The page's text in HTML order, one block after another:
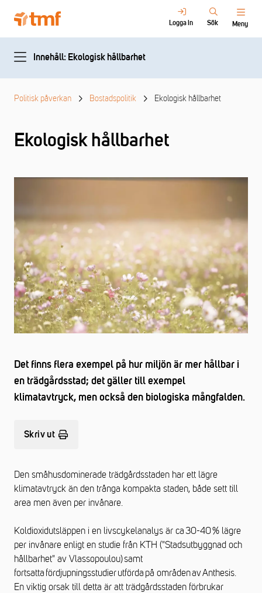
Logga in Sök Meny
Innehåll: Ekologisk hållbarhet
Politisk påverkan Bostadspolitik Ekologisk hållbarhet
Ekologisk hållbarhet
Det finns flera exempel på hur miljön är mer hållbar i
en trädgårdsstad; det gäller till exempel
klimatavtryck, men också den biologiska mångfalden.
Skriv ut
Den småhusdominerade trädgårdsstaden har ett lägre
klimatavtryck än den trånga kompakta staden, både sett till
area men även per invånare.
Koldioxidutsläppen i en livscykelanalys är ca 30-40 % lägre
per invånare enligt en studie från KTH ("Stadsutbyggnad och
hållbarhet" av Vlassopoulou) samt
fortsatta fördjupningsstudier utförda på områden av Anthesis.
En viktig orsak till detta är att trädgårdsstaden förbrukar